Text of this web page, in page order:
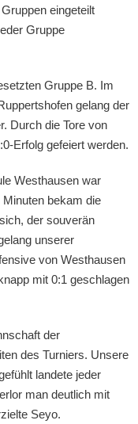
eingeteilt
Gruppe
Gruppe B. Im
gelang der
Durch die Tore von
Erfolg gefeiert werden.
Westhausen war
bekam die
der souverän
unserer
von Westhausen
mit 0:1 geschlagen
der
des Turniers. Unsere
landete jeder
man deutlich mit
Seyo.